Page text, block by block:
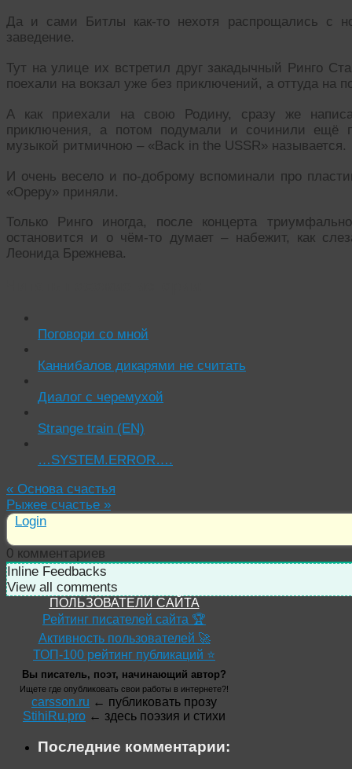
Да и сами Битлы как-то нехотя распрощались с
заведение.
Тут на улице их встретил друг закадычный Ринго
поехали на вокзал уже без приключений, а оттуда на
А как приехали на свою Родину, сразу же
приключения, а потом подумали и сочинили
музыкой ритмичною – «Back in the USSR» называется.
И очень весело и по-доброму вспоминали про
«Ореру» приняли.
Только Ринго иногда, после концерта
остановится и о чём-то думает – набежит, как
Леонида Брежнева.
Поговори со мной
Каннибалов дикарями не считать
Диалог с черемухой
Strange train (EN)
…SYSTEM.ERROR….
« Основа счастья
Рыжее счастье »
Login
0 комментариев
Inline Feedbacks
View all comments
ПОЛЬЗОВАТЕЛИ САЙТА
Рейтинг писателей сайта 🏆
Активность пользователей 🚀
ТОП-100 рейтинг публикаций ⭐
Вы писатель, поэт, начинающий автор?
Ищете где опубликовать свои работы в интернете?!
carsson.ru ← публиковать прозу
StihiRu.pro ← здесь поэзия и стихи
Последние комментарии: